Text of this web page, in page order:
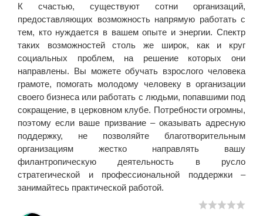
К счастью, существуют сотни организаций,
предоставляющих возможность напрямую работать с
тем, кто нуждается в вашем опыте и энергии. Спектр
таких возможностей столь же широк, как и круг
социальных проблем, на решение которых они
направлены. Вы можете обучать взрослого человека
грамоте, помогать молодому человеку в организации
своего бизнеса или работать с людьми, попавшими под
сокращение, в церковном клубе. Потребности огромны,
поэтому если ваше призвание – оказывать адресную
поддержку, не позволяйте благотворительным
организациям жестко направлять вашу
филантропическую деятельность в русло
стратегической и профессиональной поддержки –
занимайтесь практической работой.